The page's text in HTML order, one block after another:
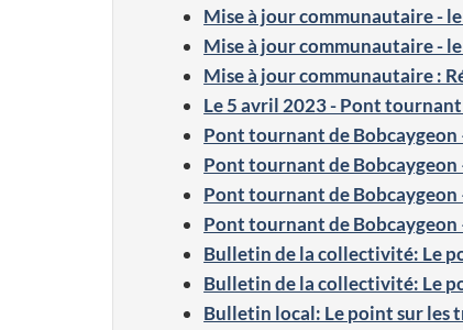
Mise à jour communautaire -
Mise à jour communautaire -
Mise à jour communautaire :
Le 5 avril 2023 - Pont
Pont tournant de Bobcaygeon
Pont tournant de Bobcaygeon
Pont tournant de Bobcaygeon
Pont tournant de Bobcaygeon
Bulletin de la collectivité: Le
Bulletin de la collectivité: Le
Bulletin local: Le point sur les